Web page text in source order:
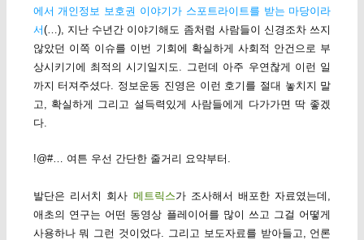
에서 개인정보 보호권 이야기가 스포트라이트를 받는 마당이라
서(…), 지난 수년간 이야기해도 좀처럼 사람들이 신경조차 쓰지
않았던 이쪽 이슈를 이번 기회에 확실하게 사회적 안건으로 부
상시키기에 최적의 시기일지도. 그런데 아주 우연찮게 이런 일
까지 터져주셨다. 정보운동 진영은 이런 호기를 절대 놓치지 말
고, 확실하게 그리고 설득력있게 사람들에게 다가가면 딱 좋겠
다.
!@#… 여튼 우선 간단한 줄거리 요약부터.
발단은 리서치 회사 메트릭스가 조사해서 배포한 자료였는데,
애초의 연구는 어떤 동영상 플레이어를 많이 쓰고 그걸 어떻게
사용하나 뭐 그런 것이었다. 그리고 보도자료를 받아들고, 언론